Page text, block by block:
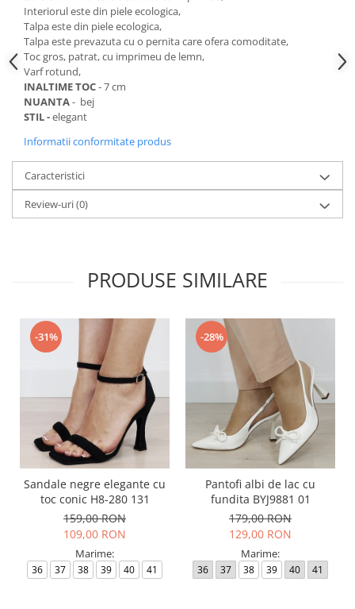
Interiorul este din piele ecologica,
Talpa este din piele ecologica,
Talpa este prevazuta cu o pernita care ofera comoditate,
Toc gros, patrat, cu imprimeu de lemn,
Varf rotund,
INALTIME TOC- 7 cm
NUANTA- bej
STIL -elegant
Informatii conformitate produs
Caracteristici
Review-uri(0)
PRODUSE SIMILARE
-31%
Sandale negre elegante cu
toc conic H8-280 131
159,00 RON
109,00 RON
Marime:
36 37 38 39 40 41
-28%
Pantofi albi de lac cu
fundita BYJ9881 01
179,00 RON
129,00 RON
Marime:
36 37 38 39 40 41